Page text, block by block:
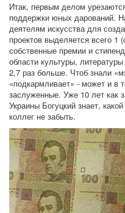
Итак, первым делом
поддержки юных дарований.
деятелям искусства для
проектов выделяется всего
собственные премии и
области культуры,
2,7 раз больше. Чтоб знали
«подкармливает» - может и в
заслуженные. Уже 10 лет как
Украины Богуцкий знает,
коллег не забыть.